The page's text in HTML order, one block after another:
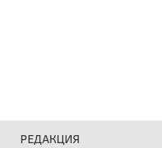
РЕДАКЦИЯ